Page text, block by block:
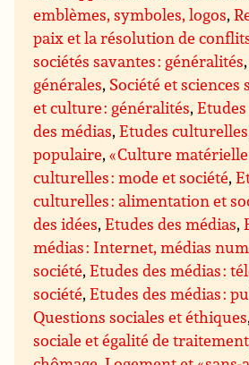
emblèmes, symboles, logos,
paix et la résolution de
sociétés savantes : généralités
générales, Société et sciences
et culture : généralités,
des médias,Etudes culturelles
populaire,« Culture matérielle
culturelles : mode et société,
culturelles : alimentation et
des idées,Etudes des médias,
médias : Internet, médias
société,Etudes des médias :
société,Etudes des médias :
Questions sociales et éthiques
sociale et égalité de traitement